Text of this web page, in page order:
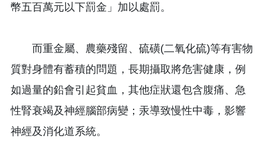
幣五百萬元以下罰金」加以處罰。
而重金屬、農藥殘留、硫磺(二氧化硫)等有害物
質對身體有蓄積的問題，長期攝取將危害健康，例
如過量的鉛會引起貧血，其他症狀還包含腹痛、急
性腎衰竭及神經腦部病變；汞導致慢性中毒，影響
神經及消化道系統。